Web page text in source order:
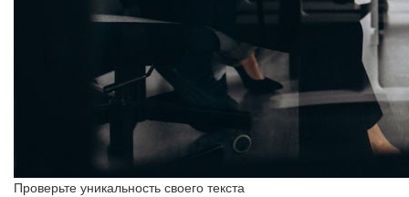
Проверьте уникальность своего текста